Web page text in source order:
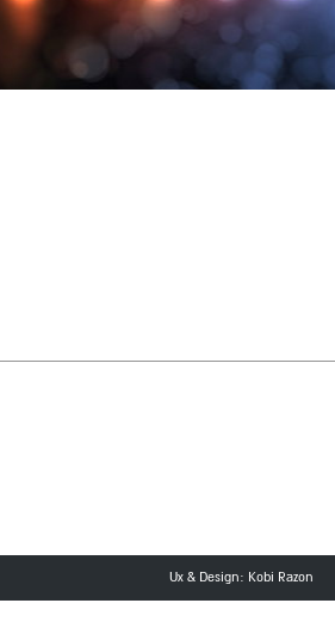
קטנטנים
להקות צבאיות
Ux & Design: Kobi Razon